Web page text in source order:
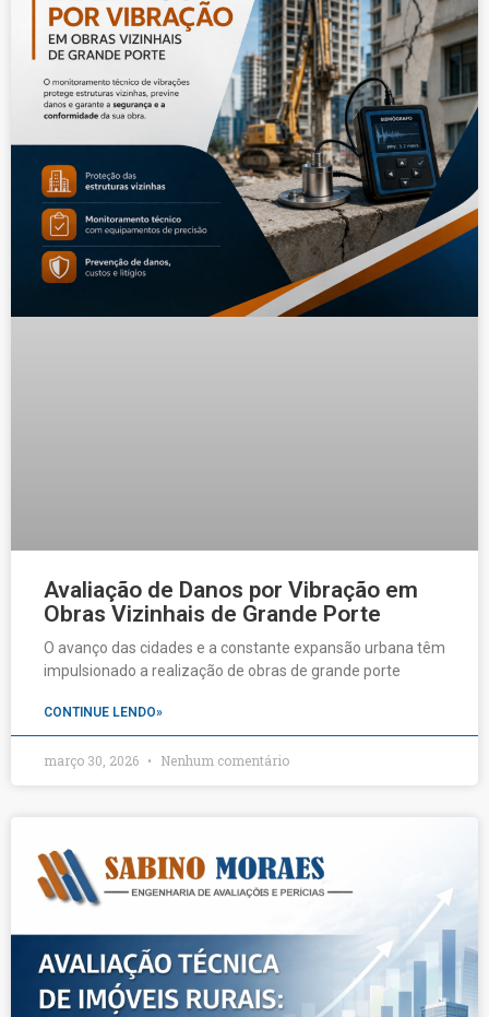
Avaliação de Danos por Vibração em
Obras Vizinhais de Grande Porte
O avanço das cidades e a constante expansão urbana têm
impulsionado a realização de obras de grande porte
CONTINUE LENDO»
março 30, 2026 Nenhum comentário